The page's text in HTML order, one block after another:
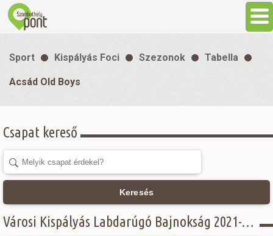
Programok
Gasztronómia
Sport
Sport Kispályás Foci Szezonok Tabella
Acsád Old Boys
Csapat kereső
Keresés
Városi Kispályás Labdarúgó Bajnokság 2021-22 - Öregfiúk - alsóház - Acsád Old Boys